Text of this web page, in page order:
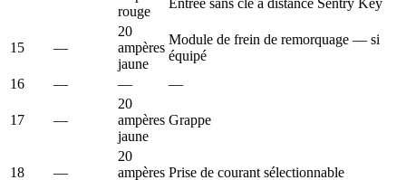
rouge
15 —
20
ampères
jaune
Module de frein de remorquage — si
équipé
16
— — —
17 —
20
ampères
jaune
Grappe
18 —
20
ampères Prise de courant sélectionnable